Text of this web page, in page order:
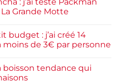
Grande Motte
budget : j’ai créé 14
de 3€ par personne
boisson tendance qui